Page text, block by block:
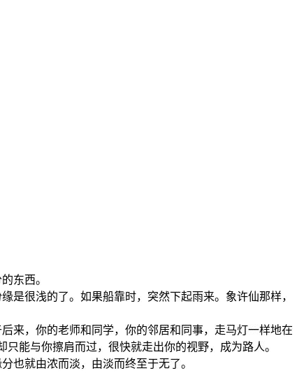
东西。
很浅的了。如果船靠时，突然下起雨来。象许仙那样，
来，你的老师和同学，你的邻居和同事，走马灯一样地在
能与你擦肩而过，很快就走出你的视野，成为路人。
也就由浓而淡，由淡而终至于无了。